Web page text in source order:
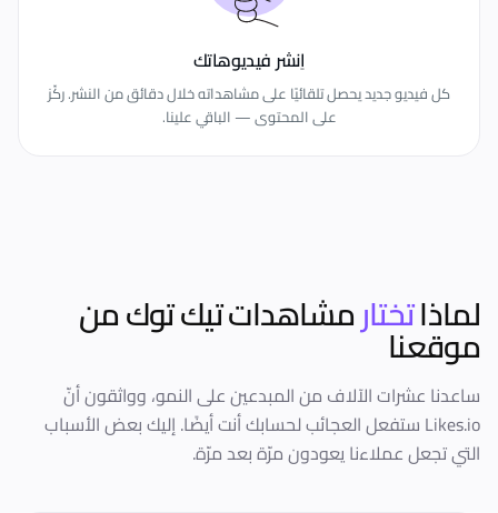
اِنشر فيديوهاتك
كل فيديو جديد يحصل تلقائيًا على مشاهداته خلال دقائق من النشر. ركّز
على المحتوى — الباقي علينا.
لماذاتختارمشاهدات تيك توكمن
موقعنا
ساعدنا عشرات الآلاف من المبدعين على النمو، وواثقون أنّ
Likes.io ستفعل العجائب لحسابك أنت أيضًا. إليك بعض الأسباب
التي تجعل عملاءنا يعودون مرّة بعد مرّة.